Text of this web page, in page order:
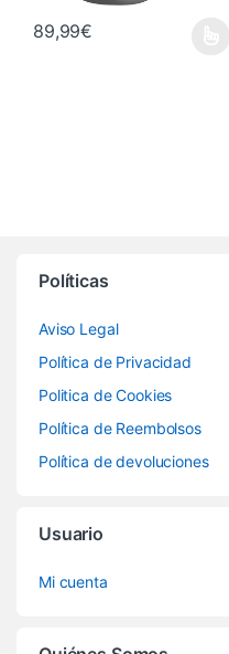
89,99€
Políticas
Aviso Legal
Política de Privacidad
Politica de Cookies
Política de Reembolsos
Política de devoluciones
Usuario
Mi cuenta